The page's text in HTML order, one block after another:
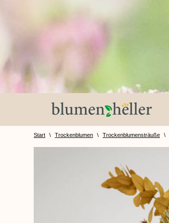
Start \ Trockenblumen \ Trockenblumensträuße \